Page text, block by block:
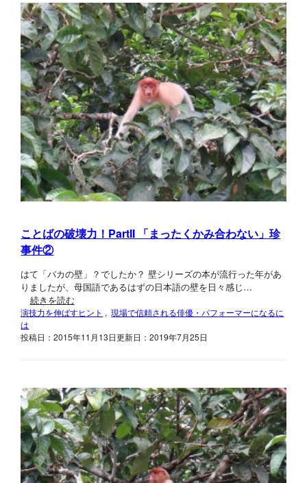
ことばの破壊力！PartII 「まったくかみ合わない」珍
事件②
はて「バカの壁」？でしたか？ 壁シリーズの本が流行った年があ
りましたが、母国語であるはずの日本語の壁を日々感じ…
続きを読む
演技力を伸ばすヒント , 現場で信頼される俳優・パフォーマーになるに
は
投稿日：2015年11月13日更新日：2019年7月25日